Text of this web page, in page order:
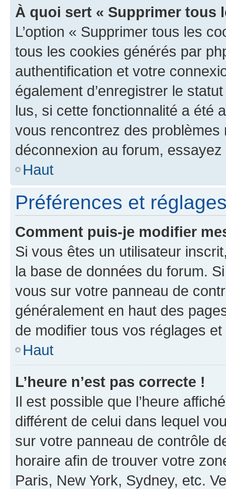
À quoi sert « Supprimer tous
L’option « Supprimer tous les
tous les cookies générés par
authentification et votre
également d’enregistrer le
lus, si cette fonctionnalité a été
vous rencontrez des
déconnexion au forum,
Haut
Préférences et
Comment puis-je modifier
Si vous êtes un utilisateur
la base de données du forum.
vous sur votre panneau de
généralement en haut des
de modifier tous vos réglages
Haut
L’heure n’est pas correcte !
Il est possible que l’heure
différent de celui dans lequel
sur votre panneau de contrôle
horaire afin de trouver votre
Paris, New York, Sydney, etc.